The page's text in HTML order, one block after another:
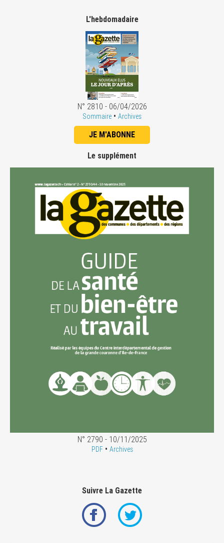
L'hebdomadaire
N° 2810 - 06/04/2026
Sommaire • Archives
JE M'ABONNE
Le supplément
N° 2790 - 10/11/2025
PDF• Archives
Suivre La Gazette